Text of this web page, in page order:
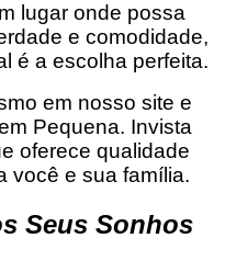
lugar onde possa
e comodidade,
é a escolha perfeita.
em nosso site e
Pequena. Invista
oferece qualidade
você e sua família.
Seus Sonhos